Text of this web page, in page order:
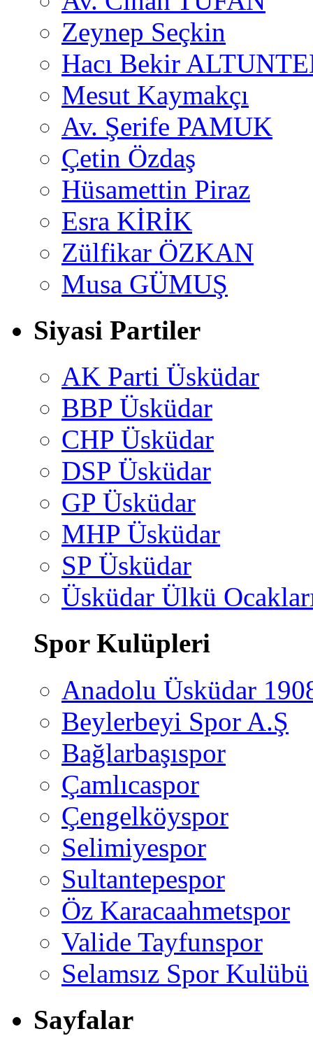
Zeynep Seçkin
Hacı Bekir
Mesut Kaymakçı
Av. Şerife PAMUK
Çetin Özdaş
Hüsamettin Piraz
Esra KİRİK
Zülfikar ÖZKAN
Musa GÜMUŞ
Siyasi Partiler
AK Parti Üsküdar
BBP Üsküdar
CHP Üsküdar
DSP Üsküdar
GP Üsküdar
MHP Üsküdar
SP Üsküdar
Üsküdar Ülkü
Spor Kulüpleri
Anadolu Üsküdar
Beylerbeyi Spor A.Ş
Bağlarbaşıspor
Çamlıcaspor
Çengelköyspor
Selimiyespor
Sultantepespor
Öz Karacaahmetspor
Valide Tayfunspor
Selamsız Spor Kulübü
Sayfalar